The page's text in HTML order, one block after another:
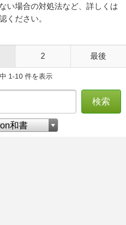
い場合の対処法など、詳しくは
ください。
2 最後
1-10 件を表示
検索